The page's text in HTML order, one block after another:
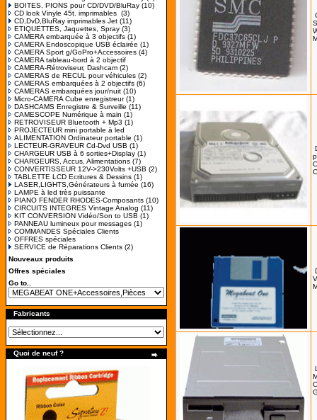
BOITES, PIONS pour CD/DVD/BluRay (10)
CD look Vinyle 45t. imprimables (3)
CD,DvD,BluRay imprimables Jet (11)
ETIQUETTES, Jaquettes, Spray (3)
CAMERA embarquée à 3 objectifs (1)
CAMERA Endoscopique USB éclairée (1)
CAMERA Sport g/GoPro+Accessoires (4)
CAMERA tableau-bord à 2 objectif
CAMERA-Rétroviseur, Dashcam (2)
CAMERAS de RECUL pour véhicules (2)
CAMERAS embarquées à 2 objectifs (6)
CAMERAS embarquées jour/nuit (10)
Micro-CAMERA Cube enregistreur(1)
DASHCAMS Enregistre & Surveille (11)
CAMESCOPE Numérique à main (1)
RETROVISEUR Bluetooth + Mp3 (1)
PROJECTEUR mini portable à led
ALIMENTATION Ordinateur portable (1)
LECTEUR-GRAVEUR Cd-Dvd USB (1)
CHARGEUR USB à 6 sorties+Display (1)
CHARGEURS, Accus, Alimentations (7)
CONVERTISSEUR 12V->230Volts +USB (2)
TABLETTE LCD Ecritures & Dessins (1)
LASER,LIGHTS,Générateurs à fumée (16)
LAMPE à led très puissante
PIANO FENDER RHODES-Composants (10)
CIRCUITS INTEGRES Vintage Analog (11)
KIT CONVERSION Vidéo/Son to USB (1)
PANNEAU lumineux pour messages (1)
COMMANDES Spéciales Clients
OFFRES spéciales
SERVICE de Réparations Clients (2)
Nouveaux produits
Offres spéciales
Go to..
Fabricants
Quoi de neuf ?